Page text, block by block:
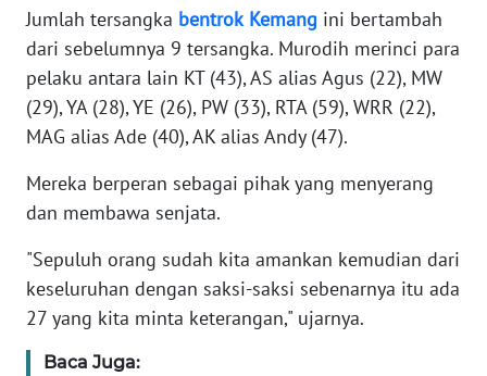
Jumlah tersangka bentrok Kemang ini bertambah
dari sebelumnya 9 tersangka. Murodih merinci para
pelaku antara lain KT (43), AS alias Agus (22), MW
(29), YA (28), YE (26), PW (33), RTA (59), WRR (22),
MAG alias Ade (40), AK alias Andy (47).
Mereka berperan sebagai pihak yang menyerang
dan membawa senjata.
"Sepuluh orang sudah kita amankan kemudian dari
keseluruhan dengan saksi-saksi sebenarnya itu ada
27 yang kita minta keterangan," ujarnya.
Baca Juga:
PEDOMAN
SIBER
REDAKSI
KARIR
Wahana
News
Regional